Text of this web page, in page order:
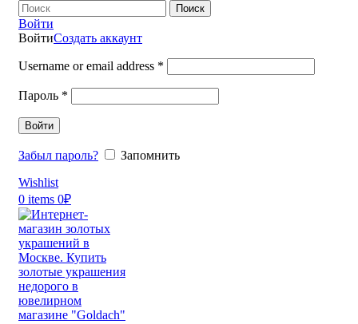
Поиск
Войти
ВойтиСоздать аккаунт
Username or email address *
Пароль *
Войти
Забыл пароль?
Запомнить
Wishlist
0 items 0₽